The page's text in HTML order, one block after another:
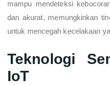
mampu mendeteksi
dan akurat, memungkinkan
untuk mencegah kecelakaan
Teknologi
IoT